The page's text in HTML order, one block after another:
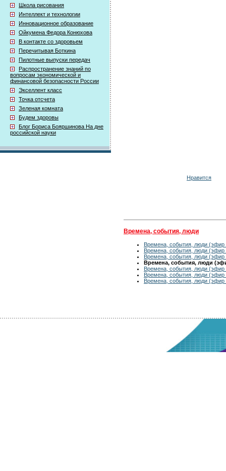
Школа рисования
Интеллект и технологии
Инновационное образование
Ойкумена Федора Конюхова
В контакте со здоровьем
Перечитывая Боткина
Пилотные выпуски передач
Распространение знаний по
вопросам экономической и
финансовой безопасности России
Экселлент класс
Точка отсчета
Зеленая комната
Будем здоровы
Блог Бориса Бояршинова На дне
российской науки
Нравится
Времена, события, люди
Времена, события, люди (эфир
Времена, события, люди (эфир
Времена, события, люди (эфир
Времена, события, люди
Времена, события, люди (эфир
Времена, события, люди (эфир
Времена, события, люди (эфир